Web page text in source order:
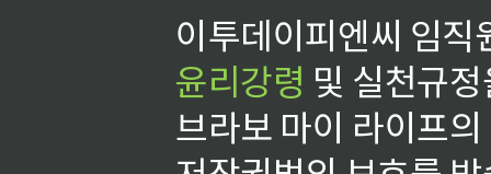
이투데이피엔씨 임
윤리강령 및 실천규
브라보 마이 라이프